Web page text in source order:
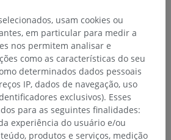
system anatomy. Available at: Medscape
usam cookies ou
em particular para medir a
nos permitem analisar e
como as características do seu
determinados dados pessoais
IP, dados de navegação, uso
exclusivos). Esses
para as seguintes finalidades:
experiência do usuário e/ou
produtos e serviços, medição